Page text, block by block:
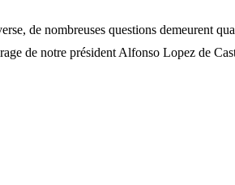
de nombreuses questions demeurent
de notre président Alfonso Lopez de